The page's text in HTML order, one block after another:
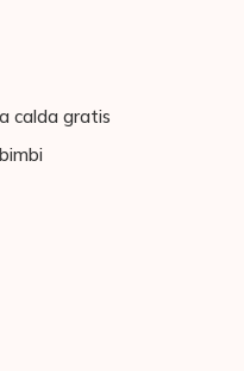
calda gratis